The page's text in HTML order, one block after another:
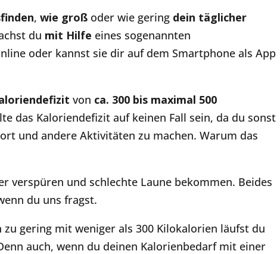
,wie groß oder wie gering dein täglicher
du mit Hilfe eines sogenannten
oder kannst sie dir auf dem Smartphone als App
von ca. 300 bis maximal 500
das Kaloriendefizit auf keinen Fall sein, da du sonst
und andere Aktivitäten zu machen. Warum das
verspüren und schlechte Laune bekommen. Beides
du uns fragst.
gering mit weniger als 300 Kilokalorien läufst du
auch, wenn du deinen Kalorienbedarf mit einer